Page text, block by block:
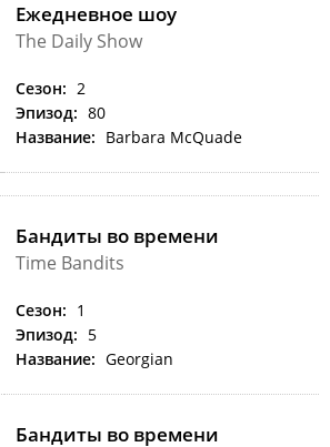
Ежедневное шоу
The Daily Show
Сезон: 2
Эпизод: 80
Название: Barbara McQuade
Бандиты во времени
Time Bandits
Сезон: 1
Эпизод: 5
Название: Georgian
Бандиты во времени